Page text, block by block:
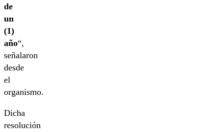
de
un
(1)
año“,
señalaron
desde
el
organismo.
Dicha
resolución